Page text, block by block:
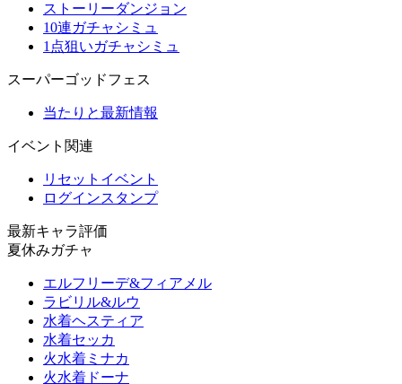
ストーリーダンジョン
10連ガチャシミュ
1点狙いガチャシミュ
スーパーゴッドフェス
当たりと最新情報
イベント関連
リセットイベント
ログインスタンプ
最新キャラ評価
夏休みガチャ
エルフリーデ&フィアメル
ラビリル&ルウ
水着ヘスティア
水着セッカ
火水着ミナカ
火水着ドーナ